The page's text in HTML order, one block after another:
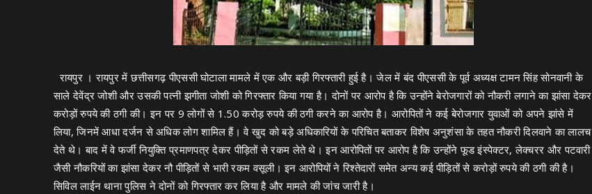
रायपुर । रायपुर में छत्तीसगढ़ पीएससी घोटाला मामले में एक और बड़ी गिरफ्तारी हुई है। जेल में बंद पीएससी के पूर्व अध्यक्ष टामन सिंह सोनवानी के
साले देवेंद्र जोशी और उसकी पत्नी झगीता जोशी को गिरफ्तार किया गया है। दोनों पर आरोप है कि उन्होंने बेरोजगारों को नौकरी लगाने का झांसा देकर
करोड़ों रुपये की ठगी की। इन पर 9 लोगों से 1.50 करोड़ रुपये की ठगी करने का आरोप है। आरोपितों ने कई बेरोजगार युवाओं को अपने झांसे में
लिया, जिनमें आधा दर्जन से अधिक लोग शामिल हैं। वे खुद को बड़े अधिकारियों के परिचित बताकर विशेष अनुशंसा के तहत नौकरी दिलवाने का लालच
देते थे। बाद में वे फर्जी नियुक्ति प्रमाणपत्र देकर पीड़ितों से रकम लेते थे। इन आरोपितों पर आरोप है कि उन्होंने फूड इंस्पेक्टर, लेक्चरर और पटवारी
जैसी नौकरियों का झांसा देकर नौ पीड़ितों से भारी रकम वसूली। इन आरोपियों ने रिश्तेदारों समेत अन्य कई पीड़ितों से करोड़ों रुपये की ठगी की है।
सिविल लाईन थाना पुलिस ने दोनों को गिरफ्तार कर लिया है और मामले की जांच जारी है।